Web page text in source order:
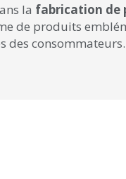
la fabrication de
de produits
des consommateurs.